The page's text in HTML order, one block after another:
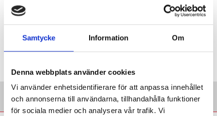
Samtycke Information Om
Denna webbplats använder cookies
Vi använder enhetsidentifierare för att anpassa innehållet
och annonserna till användarna, tillhandahålla funktioner
för sociala medier och analysera vår trafik. Vi